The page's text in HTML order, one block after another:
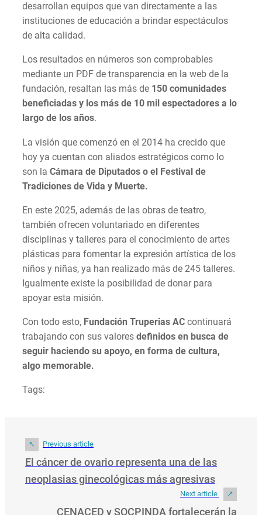
desarrollan equipos que van directamente a las
instituciones de educación a brindar espectáculos
de alta calidad.
Los resultados en números son comprobables
mediante un PDF de transparencia en la web de la
fundación, resaltan las más de 150 comunidades
beneficiadas y los más de 10 mil espectadores a lo
largo de los años.
La visión que comenzó en el 2014 ha crecido que
hoy ya cuentan con aliados estratégicos como lo
son la Cámara de Diputados o el Festival de
Tradiciones de Vida y Muerte.
En este 2025, además de las obras de teatro,
también ofrecen voluntariado en diferentes
disciplinas y talleres para el conocimiento de artes
plásticas para fomentar la expresión artística de los
niños y niñas, ya han realizado más de 245 talleres.
Igualmente existe la posibilidad de donar para
apoyar esta misión.
Con todo esto, Fundación Truperias AC continuará
trabajando con sus valores definidos en busca de
seguir haciendo su apoyo, en forma de cultura,
algo memorable.
Tags:
Previous article
El cáncer de ovario representa una de las
neoplasias ginecológicas más agresivas
Next article
CENACED y SOCPINDA fortalecerán la